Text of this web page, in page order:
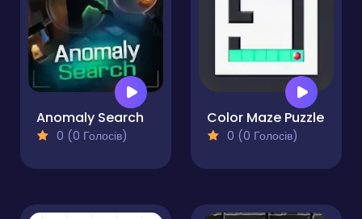
Anomaly Search
0 (0 Голосів)
Color Maze Puzzle
0 (0 Голосів)